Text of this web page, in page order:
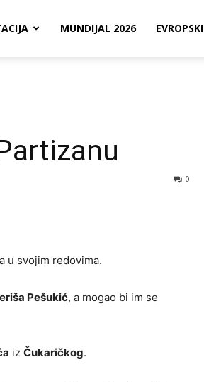
MUNDIJAL 2026 EVROPSKI
0
u svojim redovima.
Pešukić, a mogao bi im se
iz Čukaričkog.